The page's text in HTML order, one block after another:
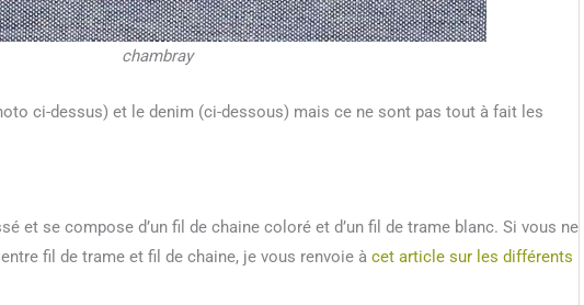
chambray
ci-dessus) et le denim (ci-dessous) mais ce ne sont pas tout à fait les
et se compose d’un fil de chaine coloré et d’un fil de trame blanc. Si vous ne
fil de trame et fil de chaine, je vous renvoie à cet article sur les différents